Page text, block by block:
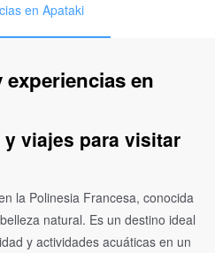
en Apataki
experiencias en
viajes para visitar
la Polinesia Francesa, conocida
natural. Es un destino ideal
y actividades acuáticas en un